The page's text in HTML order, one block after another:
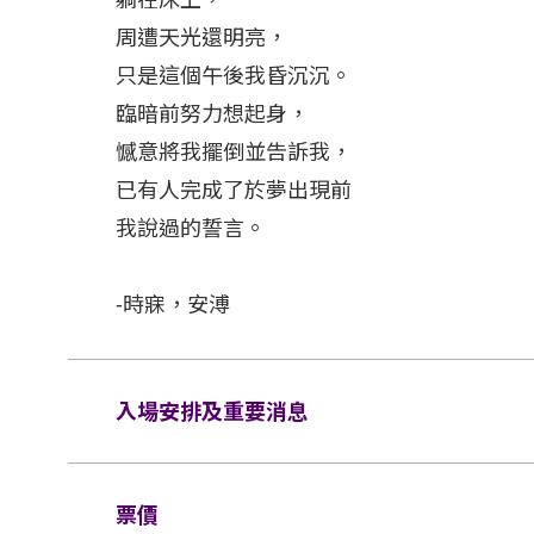
周遭天光還明亮，
只是這個午後我昏沉沉。
臨暗前努力想起身，
憾意將我擺倒並告訴我，
已有人完成了於夢出現前
我說過的誓言。
-時寐，安溥
入場安排及重要消息
2. 請勿於拍賣網站或是其他非 KKTIX 正式
​票價